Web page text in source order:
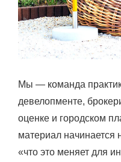
Мы — команда
девелопменте,
оценке и городском
материал начинается
«что это меняет для